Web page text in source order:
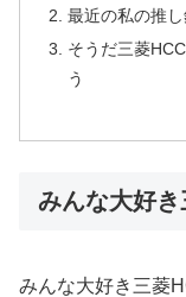
最近の私の推
そうだ三菱
う
みんな大好
みんな大好き三菱